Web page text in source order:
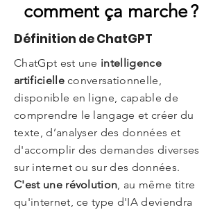
comment ça marche ?
Définition de ChatGPT
ChatGpt est une intelligence
artificielleconversationnelle,
disponible en ligne, capable de
comprendre le langage et créer du
texte, d’analyser des données et
d'accomplir des demandes diverses
sur internet ou sur des données.
C'est une révolution, au même titre
qu'internet, ce type d'IA deviendra